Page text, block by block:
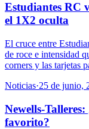
Estudiantes RC
el 1X2 oculta
El cruce entre
de roce e intensidad
corners y las tarjetas
Noticias·25 de junio,
Newells-
favorito?